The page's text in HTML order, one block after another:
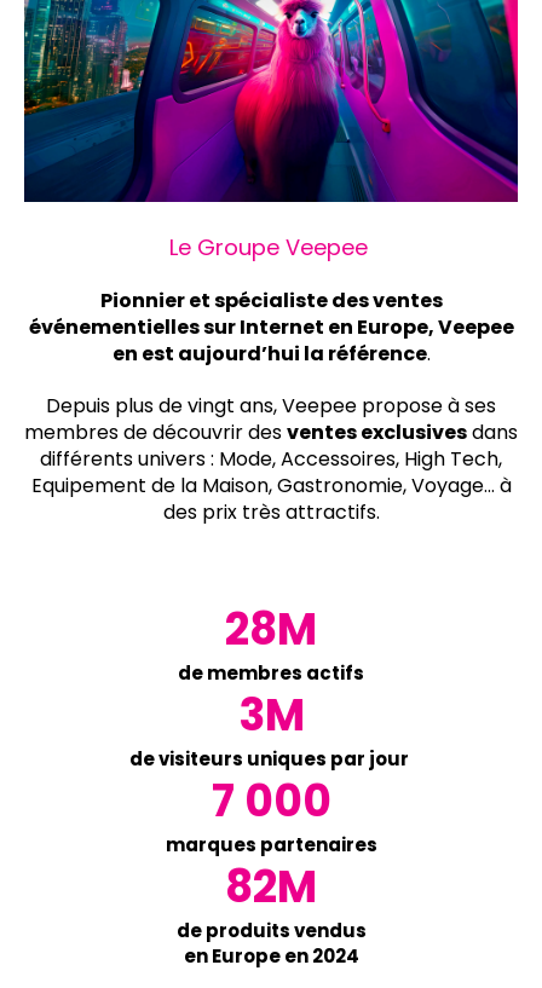
Le Groupe Veepee
Pionnier et spécialiste des ventes
événementielles sur Internet en Europe, Veepee
en est aujourd’hui la référence.
Depuis plus de vingt ans,Veepee propose à ses
membres de découvrir desventes exclusivesdans
différents univers : Mode, Accessoires, High Tech,
Equipement de la Maison, Gastronomie, Voyage... à
des prix très attractifs.
28M
de membres actifs
3M
de visiteurs uniques par jour
7 000
marques partenaires
82M
de produits vendus
en Europe en 2024